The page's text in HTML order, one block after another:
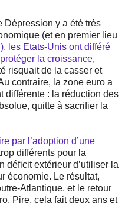
Dépression y a été très
(et en premier lieu
), les Etats-Unis ont différé
la croissance,
risquait de la casser et
contraire, la zone euro a
différente : la réduction des
quitte à sacrifier la
par l’adoption d’une
différents pour la
déficit extérieur d’utiliser la
économie. Le résultat,
Atlantique, et le retour
Pire, cela fait deux ans et